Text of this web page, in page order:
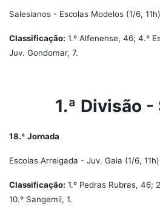
Salesianos - Escolas Modelos (1/6, 11h)
Classificação: 1.º Alfenense, 46; 4.º
Juv. Gondomar, 7.
1.ª Divisão -
18.ª Jornada
Escolas Arreigada - Juv. Gaia (1/6, 11h)
Classificação: 1.º Pedras Rubras, 46;
10.º Sangemil, 1.